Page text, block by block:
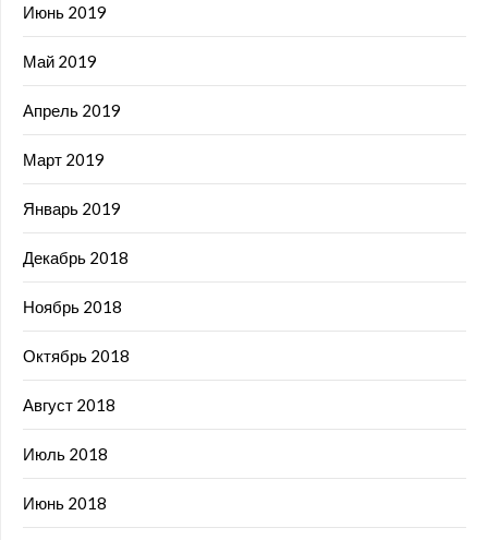
Июнь 2019
Май 2019
Апрель 2019
Март 2019
Январь 2019
Декабрь 2018
Ноябрь 2018
Октябрь 2018
Август 2018
Июль 2018
Июнь 2018